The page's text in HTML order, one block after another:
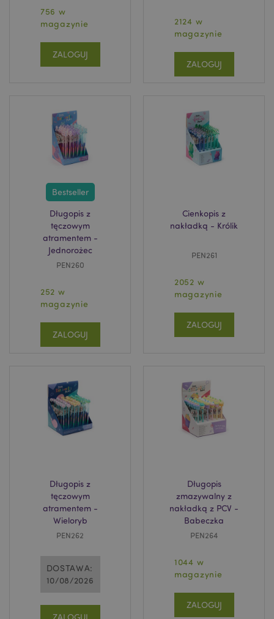
756 w
magazynie
ZALOGUJ
2124 w
magazynie
ZALOGUJ
Bestseller
Długopis z
tęczowym
atramentem -
Jednorożec
PEN260
252 w
magazynie
ZALOGUJ
Cienkopis z
nakładką - Królik
PEN261
2052 w
magazynie
ZALOGUJ
Długopis z
tęczowym
atramentem -
Wieloryb
PEN262
DOSTAWA:
10/08/2026
ZALOGUJ
Długopis
zmazywalny z
nakładką z PCV -
Babeczka
PEN264
1044 w
magazynie
ZALOGUJ
recently_viewed_product
Adobe Inc.
www.puckator.pl
Adobe Inc.
www.puckator.pl
recently_compared_product_previous
Adobe Inc.
www.puckator.pl